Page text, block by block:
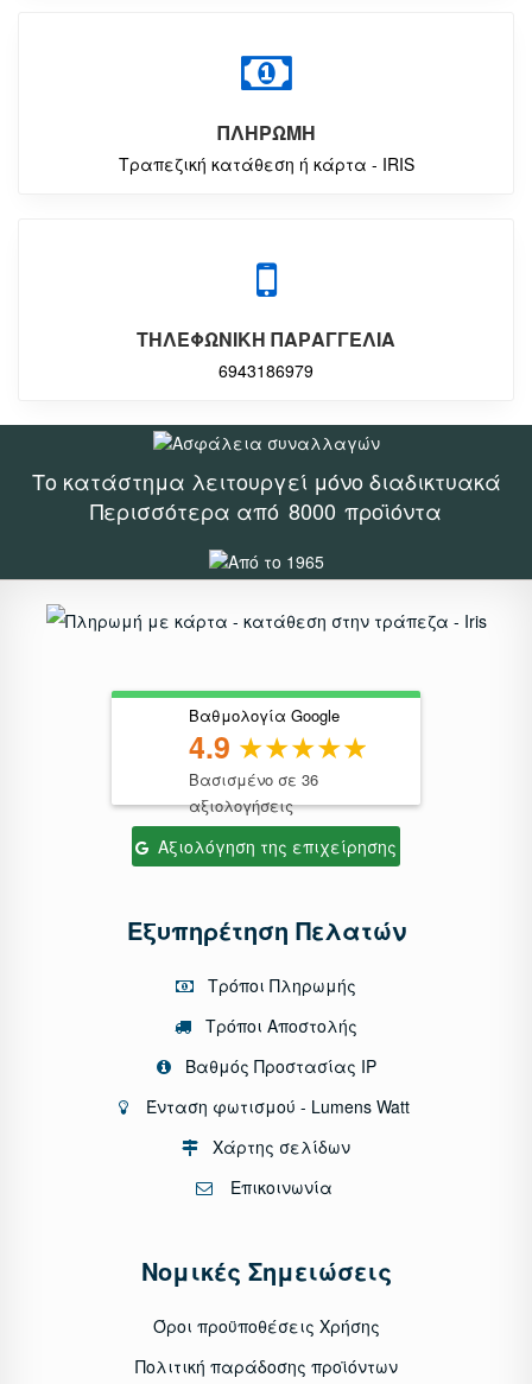
ΠΛΗΡΩΜΗ
Τραπεζική κατάθεση ή κάρτα - IRIS
ΤΗΛΕΦΩΝΙΚΗ ΠΑΡΑΓΓΕΛΙΑ
6943186979
Το κατάστημα λειτουργεί μόνο διαδικτυακά
Περισσότερα από 8000 προϊόντα
Βαθμολογία Google
4.9
Βασισμένο σε 36
αξιολογήσεις
Αξιολόγηση της επιχείρησης
Εξυπηρέτηση Πελατών
Τρόποι Πληρωμής
Τρόποι Αποστολής
Βαθμός Προστασίας IP
Ένταση φωτισμού - Lumens Watt
Χάρτης σελίδων
Επικοινωνία
Νομικές Σημειώσεις
Όροι προϋποθέσεις Χρήσης
Πολιτική παράδοσης προϊόντων